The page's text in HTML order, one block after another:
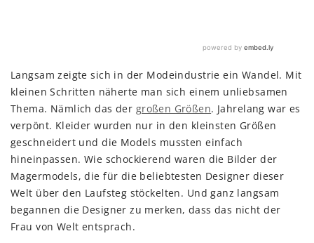
Langsam zeigte sich in der Modeindustrie ein Wandel. Mit
kleinen Schritten näherte man sich einem unliebsamen
Thema. Nämlich das der großen Größen. Jahrelang war es
verpönt. Kleider wurden nur in den kleinsten Größen
geschneidert und die Models mussten einfach
hineinpassen. Wie schockierend waren die Bilder der
Magermodels, die für die beliebtesten Designer dieser
Welt über den Laufsteg stöckelten. Und ganz langsam
begannen die Designer zu merken, dass das nicht der
Frau von Welt entsprach.